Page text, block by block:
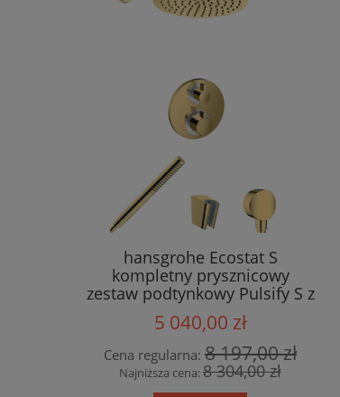
hansgrohe Ecostat S
kompletny prysznicowy
zestaw podtynkowy Pulsify S z
deszczownicą okrągłą Oltens
Vindel 30 cm Złoty Połysk
5 040,00 zł
Cena regularna: 8 197,00 zł
Najniższa cena:8 304,00 zł